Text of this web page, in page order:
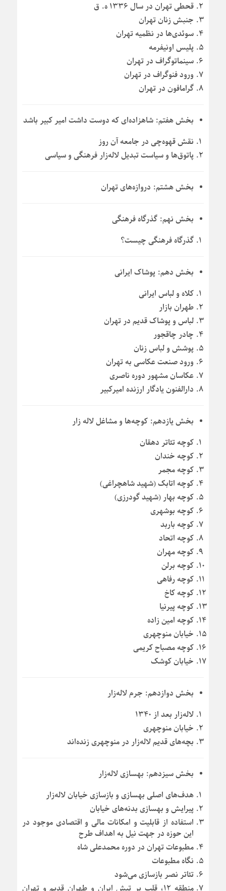
قحطی تهران در سال ۱۳۳۶ ه. ق
جنبش زنان تهران
سوئدی‌ها در نظمیه تهران
پلیس اونیفرمه
سینماتوگراف در تهران
ورود فنوگراف در تهران
گرامافون در تهران
بخش هفتم: شاهزاده‌ای که دوست داشت امیر کبیر باشد
نقش قهوه‌چی در جامعه آن روز
پاتوق‌ها و سیاست تبدیل لاله‌زار فرهنگی و سیاسی
بخش هشتم: دروازه‌های تهران
بخش نهم: گذرگاه فرهنگی
گذرگاه فرهنگی چیست؟
بخش دهم: پوشاک ایرانی
کلاه و لباس ایرانی
طهران بازار
لباس و پوشاک قدیم در تهران
چادر چاقجور
پوشش و لباس زنان
ورود صنعت عکاسی به تهران
عکاسان مشهور دوره ناصری
دارالفنون یادگار ارزنده امیرکبیر
بخش یازدهم: کوچه‌ها و مشاغل لاله زار
کوچه تئاتر دهقان
کوچه خندان
کوچه مجمر
کوچه اتابک (شهید شاهچراغی)
کوچه بهار (شهید گودرزی)
کوچه بوشهری
کوچه باربد
کوچه اتحاد
کوچه مهران
کوچه برلن
کوچه رفاهی
کوچه کاخ
کوچه پیرنیا
کوچه امین زاده
خیابان منوچهری
کوچه مصباح کریمی
خیابان کوشک
بخش دوازدهم: جرم لاله‌زار
لاله‌زار بعد از ۱۳۴۰
خیابان منوچهری
بچه‌های قدیم لاله‌زار در منوچهری زنده‌اند
بخش سیزدهم: بهسازی لاله‌زار
هدف‌های اصلی بهسازی و بازسازی خیابان لاله‌زار
پیرایش و بهسازی بدنه‌های خیابان
استفاده از قابلیت و امکانات مالی و اقتصادی موجود در
این حوزه در جهت نیل به اهداف طرح
مطبوعات تهران در دوره محمدعلی شاه
نگاه مطبوعات
تئاتر نصر بازسازی می‌شود
منطقه ۱۲، قلب پر تپش ایران و طهران قدیم و تهران